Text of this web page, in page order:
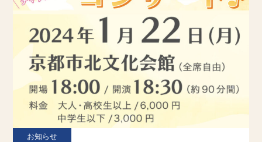
お知らせ